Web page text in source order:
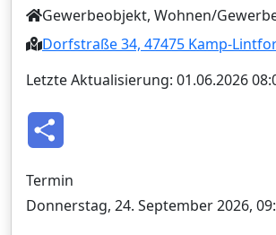
Gewerbeobjekt, Wohnen/
Dorfstraße 34, 47475 Kamp-
Letzte Aktualisierung: 01.06.2026
e
n
Termin
Donnerstag, 24. September 2026,